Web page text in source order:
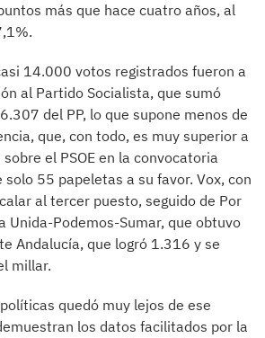
más que hace cuatro años, al
14.000 votos registrados fueron a
al Partido Socialista, que sumó
del PP, lo que supone menos de
que, con todo, es muy superior a
el PSOE en la convocatoria
55 papeletas a su favor. Vox, con
al tercer puesto, seguido de Por
Unida-Podemos-Sumar, que obtuvo
Andalucía, que logró 1.316 y se
millar.
quedó muy lejos de ese
los datos facilitados por la